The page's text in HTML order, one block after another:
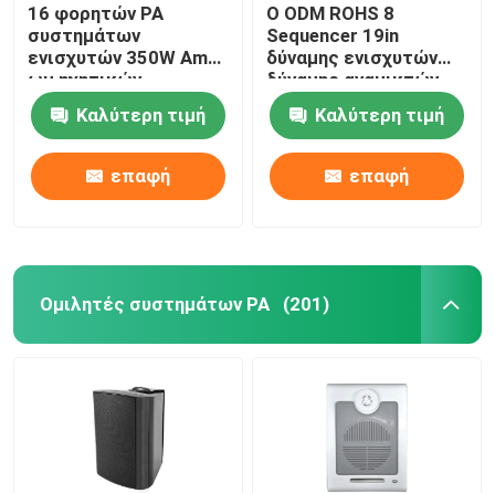
16 φορητών PA
συστημάτων
ενισχυτών 350W Ampli
ωμ ηχητικών
συστημάτων δύναμης
Καλύτερη τιμή
επαφή
Ο ODM ROHS 8
Sequencer 19in
δύναμης ενισχυτών
δύναμης αναμικτών
καναλιών PA ράφι
τοποθετείΚαλύτερη τιμή
επαφή
Ομιλητές συστημάτων PA (201)